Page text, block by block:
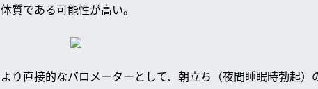
体質である可能性が高い。
より直接的なバロメーターとして、朝立ち（夜間睡眠時勃起